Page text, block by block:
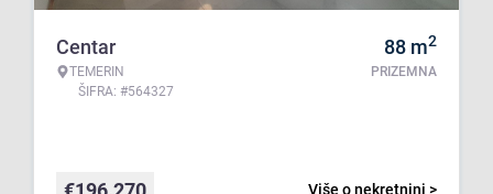
Centar
TEMERIN
ŠIFRA: #564327
88 m2
PRIZEMNA
Više o nekretnini >